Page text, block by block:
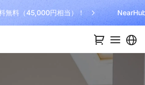
無料（45,000円相当）！